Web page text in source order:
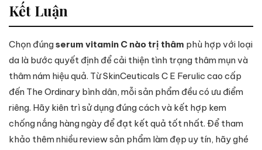
Kết Luận
Chọn đúngserum vitamin C nào trị thâm phù hợp với loại
da là bước quyết định để cải thiện tình trạng thâm mụn và
thâm nám hiệu quả. Từ SkinCeuticals C E Ferulic cao cấp
đến The Ordinary bình dân, mỗi sản phẩm đều có ưu điểm
riêng. Hãy kiên trì sử dụng đúng cách và kết hợp kem
chống nắng hàng ngày để đạt kết quả tốt nhất. Để tham
khảo thêm nhiều review sản phẩm làm đẹp uy tín, hãy ghé